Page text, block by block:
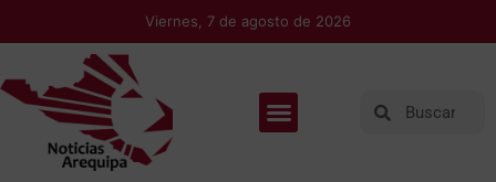
Viernes, 7 de agosto de 2026